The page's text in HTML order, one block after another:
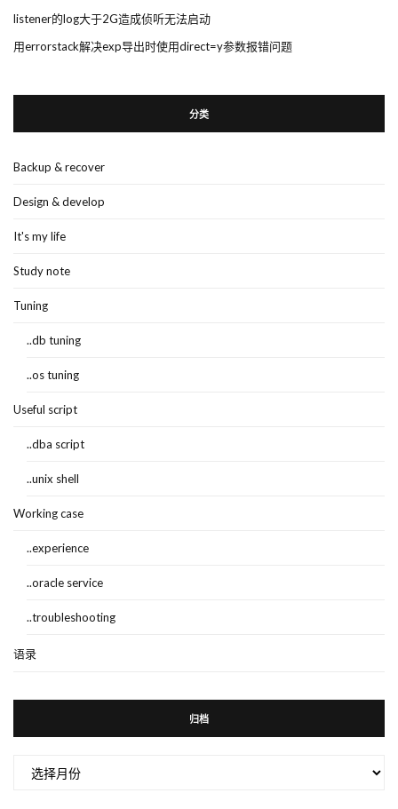
listener的log大于2G造成侦听无法启动
用errorstack解决exp导出时使用direct=y参数报错问题
分类
Backup & recover
Design & develop
It's my life
Study note
Tuning
..db tuning
..os tuning
Useful script
..dba script
..unix shell
Working case
..experience
..oracle service
..troubleshooting
语录
归档